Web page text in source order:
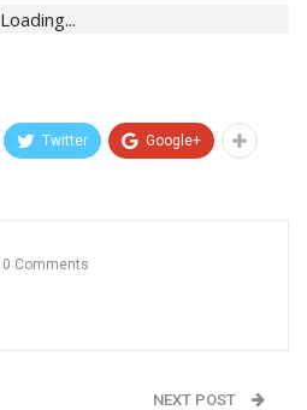
Loading...
Twitter Google+
0 Comments
NEXT POST